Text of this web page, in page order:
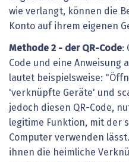
wie verlangt, können die
Konto auf ihrem eigenen
Methode 2 - der QR-Code:
Code und eine Anweisung
lautet beispielsweise:
'verknüpfte Geräte' und
jedoch diesen QR-Code,
legitime Funktion, mit der
Computer verwenden
ihnen die heimliche